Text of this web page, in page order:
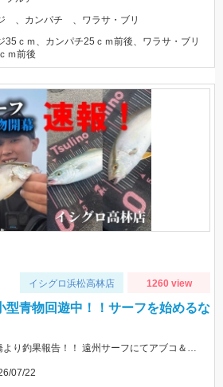
、カンパチ 、ワラサ・ブリ
35ｃｍ、カンパチ25ｃｍ前後、ワラサ・ブリ
ｍ前後
イシグロ浜松高林店 1260 view
型青物回遊中！！サーフを始めるな
イシグロ高林店スタッフ高橋より釣果報告！！ 遠州サーフにてアブコ＆シオなど小型青物回遊中！！
07/22